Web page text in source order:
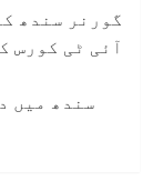
گورنر سندھ
آئی ٹی کورس
سندھ میں